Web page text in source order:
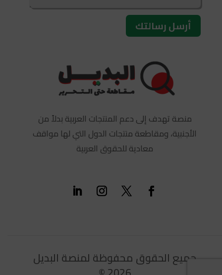
أرسل رسالتك
منصة تهدف إلى دعم المنتجات العربية بدلاً من
الأجنبية، ومقاطعة منتجات الدول التي لها مواقف
معادية للحقوق العربية
جميع الحقوق محفوظة لمنصة البديل